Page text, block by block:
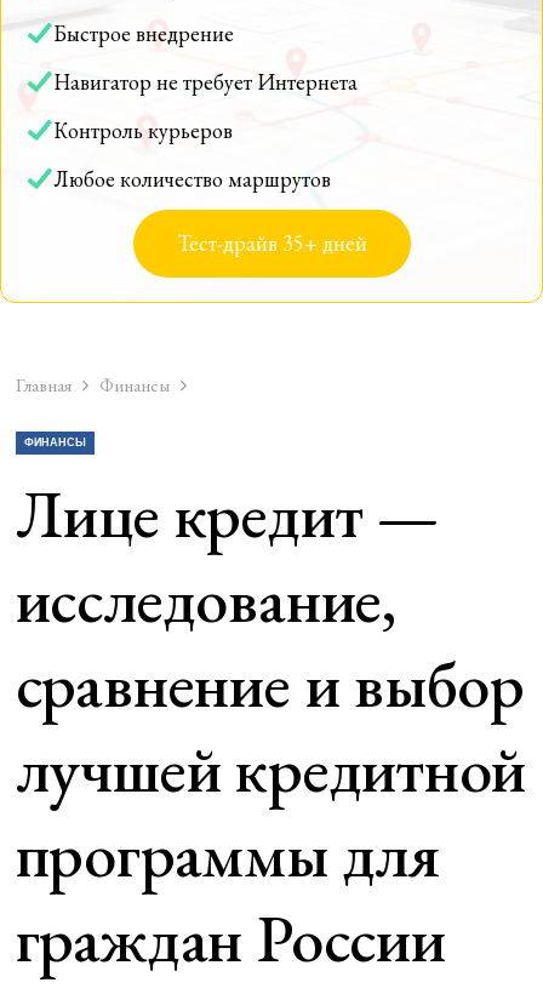
Быстрое внедрение
Навигатор не требует Интернета
Контроль курьеров
Любое количество маршрутов
Тест-драйв 35+ дней
Главная Финансы
ФИНАНСЫ
Лице кредит —
исследование,
сравнение и выбор
лучшей кредитной
программы для
граждан России